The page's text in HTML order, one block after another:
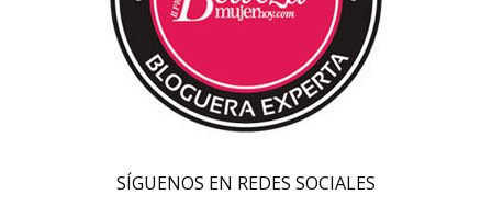
SÍGUENOS EN REDES SOCIALES